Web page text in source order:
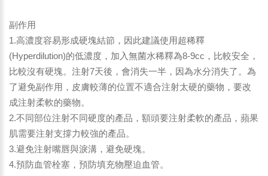
副作用
1.高濃度容易形成硬塊結節，因此建議使用超稀釋
(Hyperdilution)的低濃度，加入無菌水稀釋為8-9cc，比較安全，
比較沒有硬塊。注射7天後，會消失一半，因為水分消失了。為
了避免副作用，皮膚較薄的位置不適合注射太硬的藥物，要改
成注射柔軟的藥物。
2.不同部位注射不同硬度的產品，額頭要注射柔軟的產品，蘋果
肌需要注射支撐力較強的產品。
3.避免注射嘴唇與淚溝，避免硬塊。
4.預防血管栓塞，預防填充物壓迫血管。